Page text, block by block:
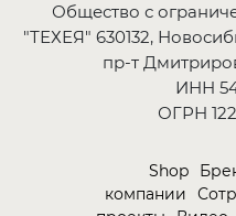
Общество с
"ТЕХЕЯ" 630132,
пр-т
ИНН
ОГРН
Shop
компании